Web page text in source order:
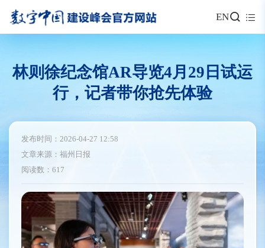
EN
林则徐纪念馆AR导览4月29日试运
行，记者带你抢先体验
发布时间：2026-04-27 12:58
文章来源：福州日报
阅读数：617